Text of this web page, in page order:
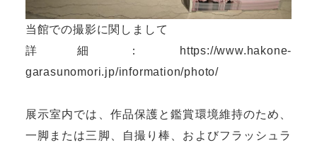
当館での撮影に関しまして
詳細：
https://www.hakone-
garasunomori.jp/information/photo/
展示室内では、作品保護と鑑賞環境維持のため、
一脚または三脚、自撮り棒、およびフラッシュラ